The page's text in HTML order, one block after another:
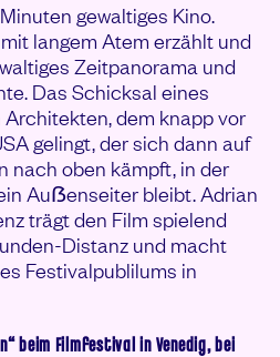
gewaltiges Kino.
langem Atem erzählt und
Zeitpanorama und
Das Schicksal eines
dem knapp vor
gelingt, der sich dann auf
nach oben kämpft, in der
Auẞenseiter bleibt. Adrian
trägt den Film spielend
Distanz und macht
Festivalpublilums in
beim Filmfestival in Venedig, bei